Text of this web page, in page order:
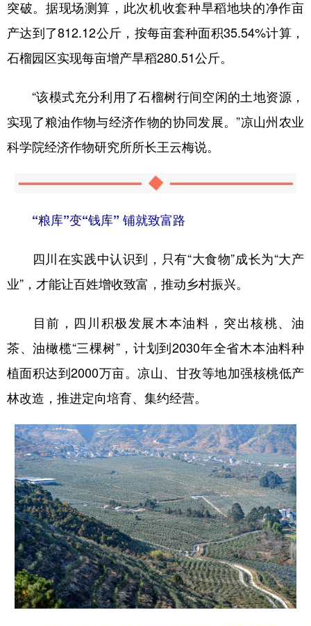
突破。据现场测算，此次机收套种旱稻地块的净作亩
产达到了812.12公斤，按每亩套种面积35.54%计算，
石榴园区实现每亩增产旱稻280.51公斤。
“该模式充分利用了石榴树行间空闲的土地资源，
实现了粮油作物与经济作物的协同发展。”凉山州农业
科学院经济作物研究所所长王云梅说。
“粮库”变“钱库” 铺就致富路
四川在实践中认识到，只有“大食物”成长为“大产
业”，才能让百姓增收致富，推动乡村振兴。
目前，四川积极发展木本油料，突出核桃、油
茶、油橄榄“三棵树”，计划到2030年全省木本油料种
植面积达到2000万亩。凉山、甘孜等地加强核桃低产
林改造，推进定向培育、集约经营。